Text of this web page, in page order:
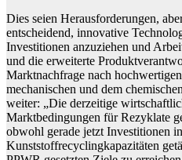
Dies seien Herausforderungen,
entscheidend, innovative
Investitionen anzuziehen und
und die erweiterte
Marktnachfrage nach
mechanischen und dem
weiter: „Die derzeitige
Marktbedingungen für Rezyklate
obwohl gerade jetzt Investitionen
Kunststoffrecyclingkapazitäten